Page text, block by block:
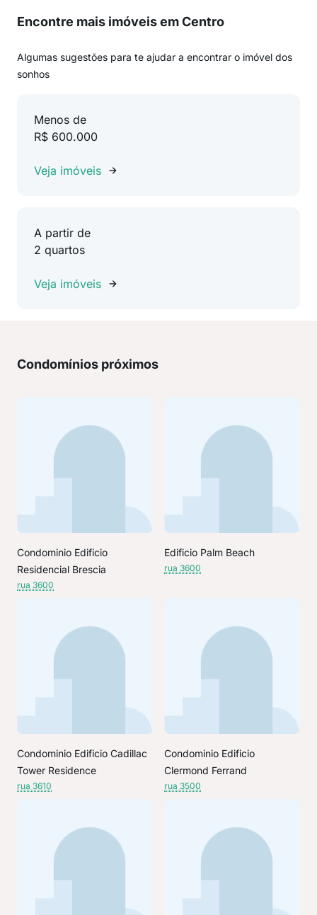
Encontre mais imóveis em Centro
Algumas sugestões para te ajudar a encontrar o imóvel dos
sonhos
Menos de
R$ 600.000
Veja imóveis
A partir de
2 quartos
Veja imóveis
Condomínios próximos
Condominio Edificio
Residencial Brescia
rua 3600
Edificio Palm Beach
rua 3600
Condominio Edificio Cadillac
Tower Residence
rua 3610
Condominio Edificio
Clermond Ferrand
rua 3500